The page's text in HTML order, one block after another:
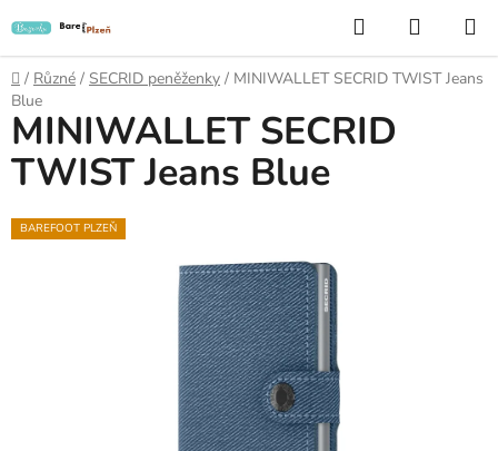
na
obsah
Hledat
KOŠÍK
Domů
/ Různé / SECRID peněženky / MINIWALLET SECRID TWIST Jeans
Blue
MINIWALLET SECRID
TWIST Jeans Blue
BAREFOOT PLZEŇ